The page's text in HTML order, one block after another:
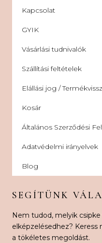
Kapcsolat
GYIK
Vásárlási tudnivalók
Szállítási feltételek
Elállási jog /
Kosár
Általános Szerződési
Adatvédelmi irányelvek
Blog
SEGÍTÜNK
Nem tudod, melyik
elképzelésedhez?
a tökéletes megoldást.